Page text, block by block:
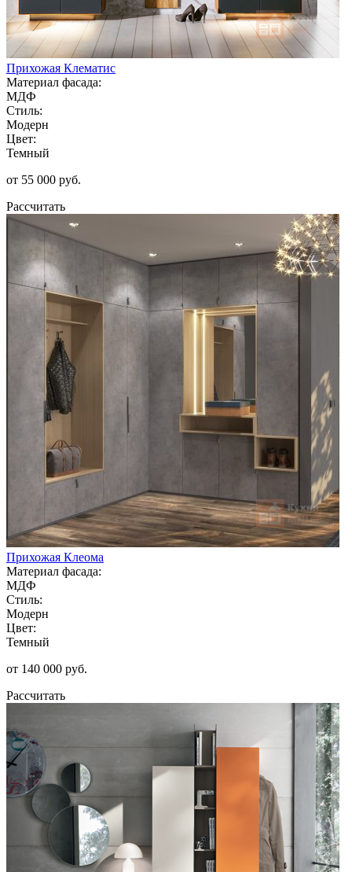
Прихожая Клематис
Материал фасада:
МДФ
Стиль:
Модерн
Цвет:
Темный
от 55 000 руб.
Рассчитать
Прихожая Клеома
Материал фасада:
МДФ
Стиль:
Модерн
Цвет:
Темный
от 140 000 руб.
Рассчитать